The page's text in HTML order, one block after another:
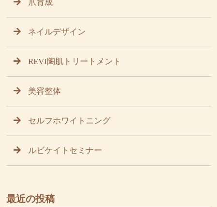
爪育成
ネイルデザイン
REVI陶肌トリートメント
美容整体
セルフホワイトニング
ルビケイトセミナー
最近の投稿